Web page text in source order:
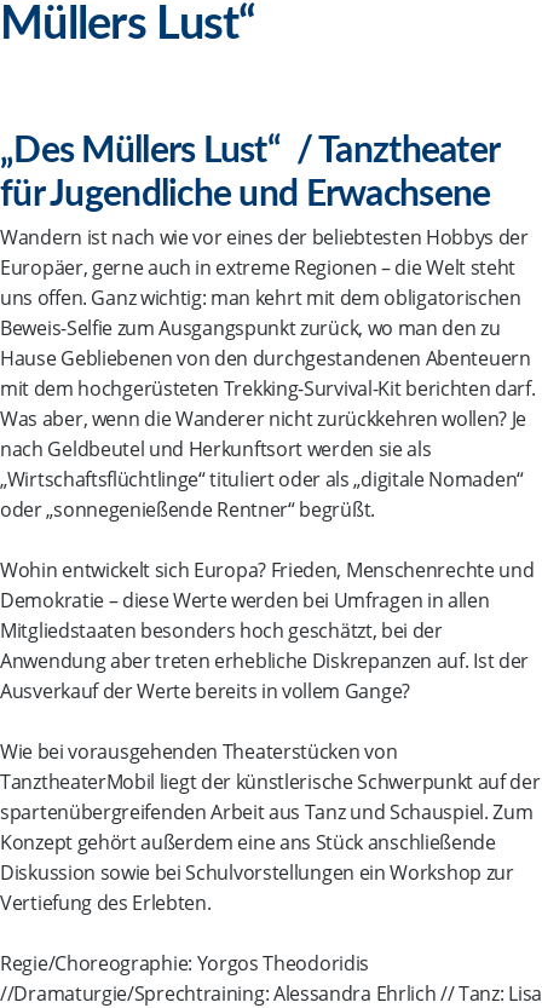
Müllers Lust“
„Des Müllers Lust“ / Tanztheater
für Jugendliche und Erwachsene
Wandern ist nach wie vor eines der beliebtesten Hobbys der
Europäer, gerne auch in extreme Regionen – die Welt steht
uns offen. Ganz wichtig: man kehrt mit dem obligatorischen
Beweis-Selfie zum Ausgangspunkt zurück, wo man den zu
Hause Gebliebenen von den durchgestandenen Abenteuern
mit dem hochgerüsteten Trekking-Survival-Kit berichten darf.
Was aber, wenn die Wanderer nicht zurückkehren wollen? Je
nach Geldbeutel und Herkunftsort werden sie als
„Wirtschaftsflüchtlinge“ tituliert oder als „digitale Nomaden“
oder „sonnegenießende Rentner“ begrüßt.
Wohin entwickelt sich Europa? Frieden, Menschenrechte und
Demokratie – diese Werte werden bei Umfragen in allen
Mitgliedstaaten besonders hoch geschätzt, bei der
Anwendung aber treten erhebliche Diskrepanzen auf. Ist der
Ausverkauf der Werte bereits in vollem Gange?
Wie bei vorausgehenden Theaterstücken von
TanztheaterMobil liegt der künstlerische Schwerpunkt auf der
spartenübergreifenden Arbeit aus Tanz und Schauspiel. Zum
Konzept gehört außerdem eine ans Stück anschließende
Diskussion sowie bei Schulvorstellungen ein Workshop zur
Vertiefung des Erlebten.
Regie/Choreographie: Yorgos Theodoridis
//Dramaturgie/Sprechtraining: Alessandra Ehrlich // Tanz: Lisa